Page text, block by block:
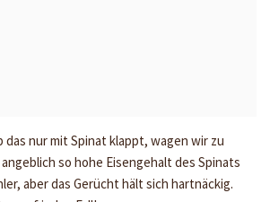
das nur mit Spinat klappt, wagen wir zu
so hohe Eisengehalt des Spinats
aber das Gerücht hält sich hartnäckig.